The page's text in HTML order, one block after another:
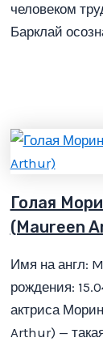
человеком
Барклай
Голая
(Maureen
Имя на англ:
рождения:
актриса
Arthur) —